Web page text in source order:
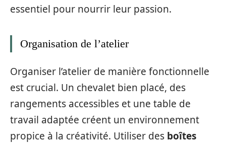
essentiel pour nourrir leur passion.
Organisation de l’atelier
Organiser l’atelier de manière fonctionnelle
est crucial. Un chevalet bien placé, des
rangements accessibles et une table de
travail adaptée créent un environnement
propice à la créativité. Utiliser des boîtes